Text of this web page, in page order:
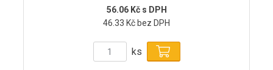
56.06 Kč s DPH
46.33 Kč bez DPH
ks